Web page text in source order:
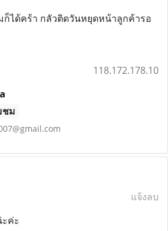
ก็ได้คร้า กลัวติดวันหยุดหน้าลูกค้ารอ
118.172.178.10
ชม
แจ้งลบ
ค่ะ